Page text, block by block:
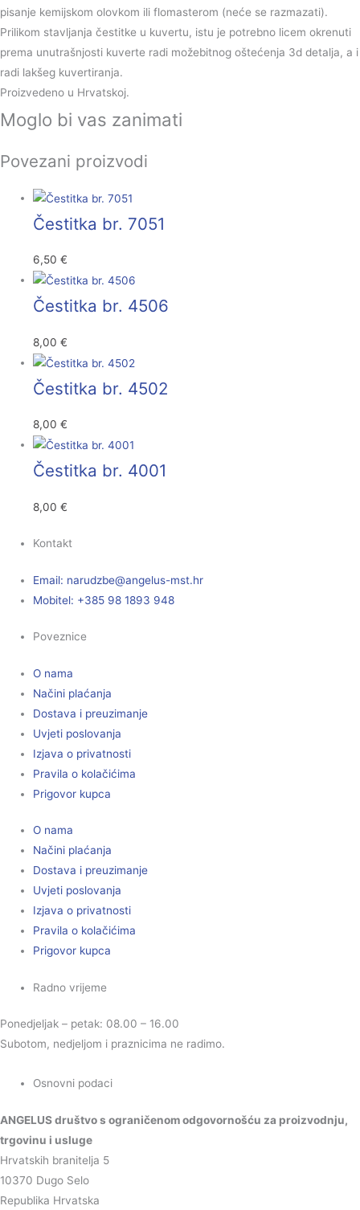
pisanje kemijskom olovkom ili flomasterom (neće se razmazati).
Prilikom stavljanja čestitke u kuvertu, istu je potrebno licem okrenuti
prema unutrašnjosti kuverte radi možebitnog oštećenja 3d detalja, a i
radi lakšeg kuvertiranja.
Proizvedeno u Hrvatskoj.
Moglo bi vas zanimati
Povezani proizvodi
Čestitka br. 7051
6,50€
Čestitka br. 4506
8,00€
Čestitka br. 4502
8,00€
Čestitka br. 4001
8,00€
Kontakt
Email: rh.tsm-sulegna
@ebzduran
Mobitel: +385 98 1893 948
Poveznice
O nama
Načini plaćanja
Dostava i preuzimanje
Uvjeti poslovanja
Izjava o privatnosti
Pravila o kolačićima
Prigovor kupca
O nama
Načini plaćanja
Dostava i preuzimanje
Uvjeti poslovanja
Izjava o privatnosti
Pravila o kolačićima
Prigovor kupca
Radno vrijeme
Ponedjeljak – petak: 08.00 – 16.00
Subotom, nedjeljom i praznicima ne radimo.
Osnovni podaci
ANGELUS društvo s ograničenom odgovornošću za proizvodnju,
trgovinu i usluge
Hrvatskih branitelja 5
10370 Dugo Selo
Republika Hrvatska